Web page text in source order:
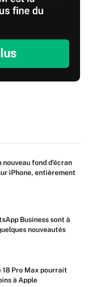
fond d’écran
iPhone, entièrement
Business sont à
nouveautés
18 Pro Max pourrait
à Apple